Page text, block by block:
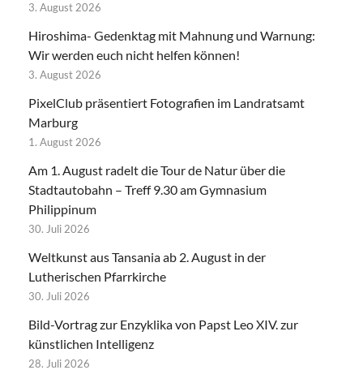
3. August 2026
Hiroshima- Gedenktag mit Mahnung und Warnung:
Wir werden euch nicht helfen können!
3. August 2026
PixelClub präsentiert Fotografien im Landratsamt
Marburg
1. August 2026
Am 1. August radelt die Tour de Natur über die
Stadtautobahn – Treff 9.30 am Gymnasium
Philippinum
30. Juli 2026
Weltkunst aus Tansania ab 2. August in der
Lutherischen Pfarrkirche
30. Juli 2026
Bild-Vortrag zur Enzyklika von Papst Leo XIV. zur
künstlichen Intelligenz
28. Juli 2026